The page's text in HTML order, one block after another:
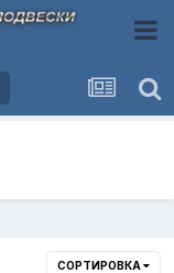
СОРТИРОВКА